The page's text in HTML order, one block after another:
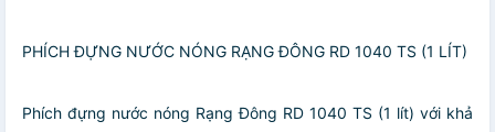
PHÍCH ĐỰNG NƯỚC NÓNG RẠNG ĐÔNG RD 1040 TS (1 LÍT)
Phích đựng nước nóng Rạng Đông RD 1040 TS (1 lít) với khả